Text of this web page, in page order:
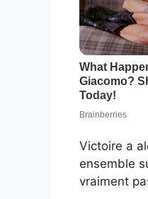
Victoire a
ensemble
vraiment